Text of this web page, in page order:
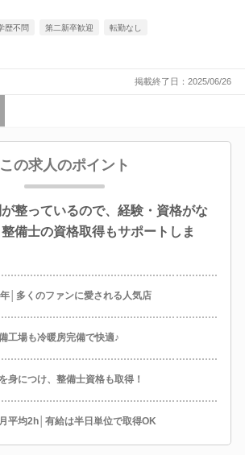
歴不問 第二新卒歓迎 転勤なし
掲載終了日：2025/06/26
この求人のポイント
整っているので、経験・資格がな
備士の資格取得もサポートしま
│多くのファンに愛される人気店
工場も冷暖房完備で快適♪
身につけ、整備士資格も取得！
平均2h│有給は半日単位で取得OK